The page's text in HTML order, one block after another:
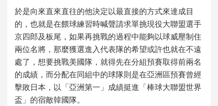
於是向來直來直往的他決定以最直接的方式來達成目
的，也就是在餵球練習時喊聲請求單挑現役大聯盟選手
京四郎及板尾，如果再挑戰的過程中能夠以球威壓制住
兩位名將，那麼獲選進入代表隊的希望或許也就在不遠
處了，想要挑戰美國隊，就得先在分組預賽取得前兩名
的成績，而分配在同組中的球隊則是在亞洲區預賽曾經
擊敗日本，以「亞洲第一」成績挺進「棒球大聯盟世界
盃 」的宿敵韓國隊。